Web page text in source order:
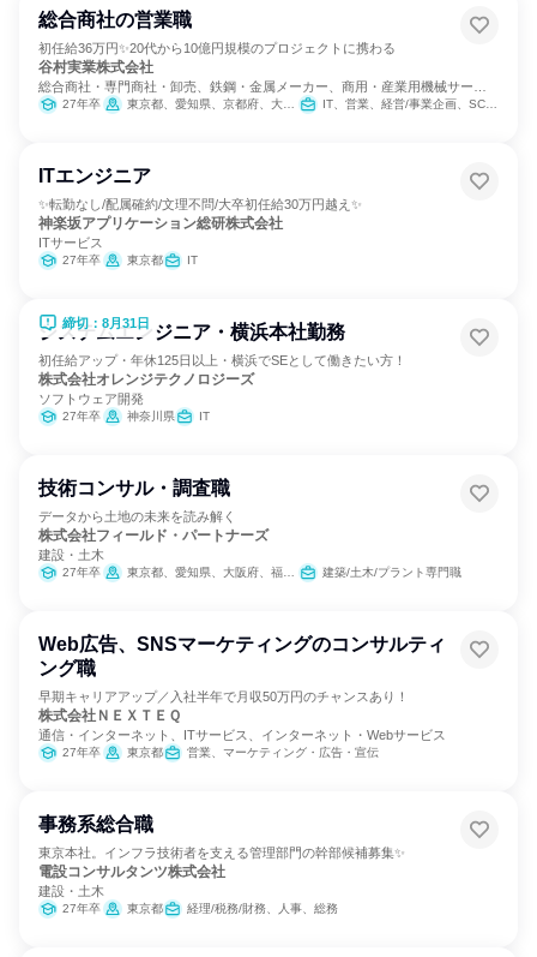
総合商社の営業職
初任給36万円✨20代から10億円規模のプロジェクトに携わる
谷村実業株式会社
総合商社・専門商社・卸売、鉄鋼・金属メーカー、商用・産業用機械サービ
ス
27年卒 東京都、愛知県、京都府、大阪府、兵庫県 IT、営業、経営/事業企画、SCM/生産管理/購買/物流、バックオフィス・事務・受付、商品企画、マーケティング・広告・宣伝
ITエンジニア
✨転勤なし/配属確約/文理不問/大卒初任給30万円越え✨
神楽坂アプリケーション総研株式会社
ITサービス
27年卒 東京都 IT
締切：8月31日
システムエンジニア・横浜本社勤務
初任給アップ・年休125日以上・横浜でSEとして働きたい方！
株式会社オレンジテクノロジーズ
ソフトウェア開発
27年卒 神奈川県 IT
技術コンサル・調査職
データから土地の未来を読み解く
株式会社フィールド・パートナーズ
建設・土木
27年卒 東京都、愛知県、大阪府、福岡県 建築/土木/プラント専門職
Web広告、SNSマーケティングのコンサルティ
ング職
早期キャリアアップ／入社半年で月収50万円のチャンスあり！
株式会社ＮＥＸＴＥＱ
通信・インターネット、ITサービス、インターネット・Webサービス
27年卒 東京都 営業、マーケティング・広告・宣伝
事務系総合職
東京本社。インフラ技術者を支える管理部門の幹部候補募集✨
電設コンサルタンツ株式会社
建設・土木
27年卒 東京都 経理/税務/財務、人事、総務